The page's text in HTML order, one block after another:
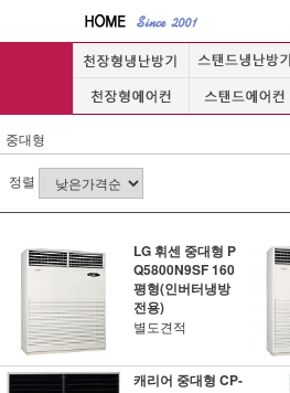
중대형
정렬
LG 휘센 중대형 P
Q5800N9SF 160
평형(인버터냉방
전용)
별도견적
캐리어 중대형 CP-